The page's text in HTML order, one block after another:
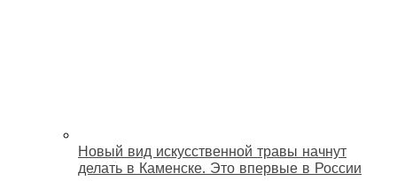
Новый вид искусственной травы начнут
делать в Каменске. Это впервые в России